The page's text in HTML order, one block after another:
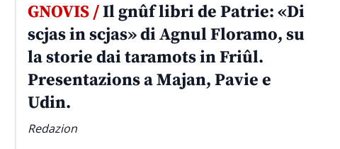
GNOVIS /Il gnûf libri de Patrie: «Di
scjas in scjas» di Agnul Floramo, su
la storie dai taramots in Friûl.
Presentazions a Majan, Pavie e
Udin.
Redazion